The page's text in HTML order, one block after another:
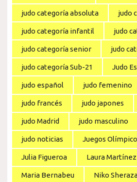
judo categoría absoluta judo
judo categoría infantil judo
judo categoría senior judo
judo categoría Sub-21 Judo
judo español judo femenino
judo francés judo japones
judo Madrid judo masculino
judo noticias Juegos
Julia Figueroa Laura Martínez
Maria Bernabeu Niko